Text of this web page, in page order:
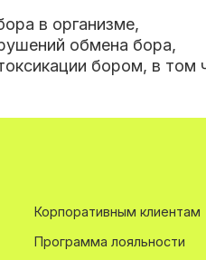
в организме,
обмена бора,
бором, в том
Корпоративным клиентам
Программа лояльности